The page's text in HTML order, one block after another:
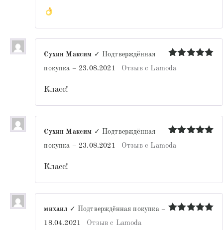
Оценка
из 5
Сухин Максим ✓ Подтверждённая
покупка – 23.08.2021 Отзыв с Lamoda
Класс!
Оценка
из 5
Сухин Максим ✓ Подтверждённая
покупка – 23.08.2021 Отзыв с Lamoda
Класс!
михаил ✓ Подтверждённая покупка –
18.04.2021
Отзыв с Lamoda